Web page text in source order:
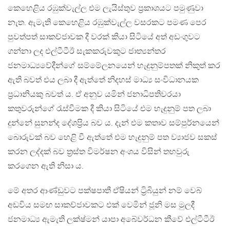
කෙහෙළිය රඹුක්වැල්ල එම ලැයිස්තුව ප්‍රකාශයට පමුණුවා
නැත. ඇමැති කෙහෙළිය රඹුක්වැල්ල වසරකට පමණ පෙර
පුවත්පත් සාකච්ජාවක දී වරක් කියා සිටියේ අත් අඩංගුවට
ගන්නා ලද එල්ටීටීඊ සැකකරුවකුට ජාත්‍යන්තර
ජනමාධ්‍යවේදීන්ගේ සම්මේලනයෙන් හැදුනුම්පතක් නිකුත් කර
ඇති බවත් එය ලබා දී ඇත්තේ නිදහස් මාධ්‍ය සංවිධානයක
ප්‍රධානියකු බවත් ය. ඒ අනුව යමින් ජනාධිපතිවරයා
කතුවරුන්ගේ රැස්වීමක දී කියා සිටියේ එම හැදුනුම් පත ලබා
දුන්නේ සුනන්ද දේශප්‍රිය බව ය. දැන් එම කතාව සම්පුර්නයෙන්
බොරුවක් බව හෙළි වී ඇත්තේ එම හැදුනුම් පත ව්‍යාජව සකස්
කරන ලද්දක් බව ත්‍රස්ත විමර්ෂන අංශය විසින් තහවුරු
කරගෙන ඇති නිසා ය.
මේ අතර ආණ්ඩුවට පක්ෂපාතී ඒෂියන් ට්‍රිබියුන් නම් වෙබ්
අඩවිය සමඟ සාකච්ජාවකට එක් වෙමින් ජූනි මස මුලදී
ජනමාධ්‍ය ඇමැති ලක්ෂ්මන් යාපා අබේවර්ධන කීවේ එල්ටීටීඊ